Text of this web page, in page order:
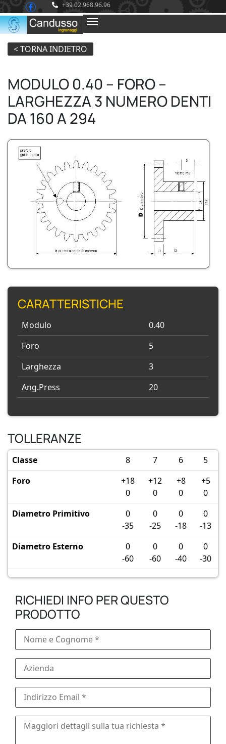
+39 02.968.96.96
MODULO 0.40 – FORO –
LARGHEZZA 3 NUMERO DENTI
DA 160 A 294
CARATTERISTICHE
Modulo
0.40
Foro
5
Larghezza
3
Ang.Press
20
TOLLERANZE
Classe 8 7 6
5
Foro
+18
0
+12
0
+8
0
+5
0
Diametro Primitivo
0
-35
0
-25
0
-18
0
-13
Diametro Esterno
0
-60
0
-60
0
-40
0
-30
RICHIEDI INFO PER QUESTO
PRODOTTO